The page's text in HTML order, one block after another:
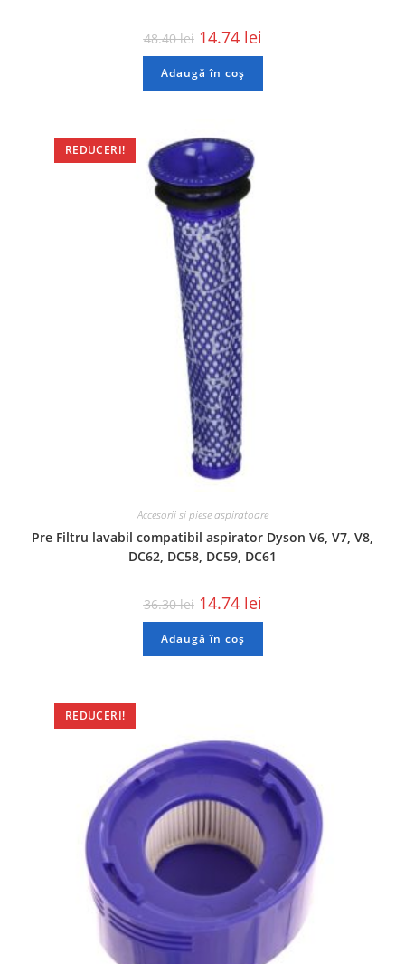
48.40lei 14.74 lei
Adaugă în coș
REDUCERI!
Accesorii si piese aspiratoare
Pre Filtru lavabil compatibil aspirator Dyson V6, V7, V8,
DC62, DC58, DC59, DC61
36.30lei 14.74 lei
Adaugă în coș
REDUCERI!